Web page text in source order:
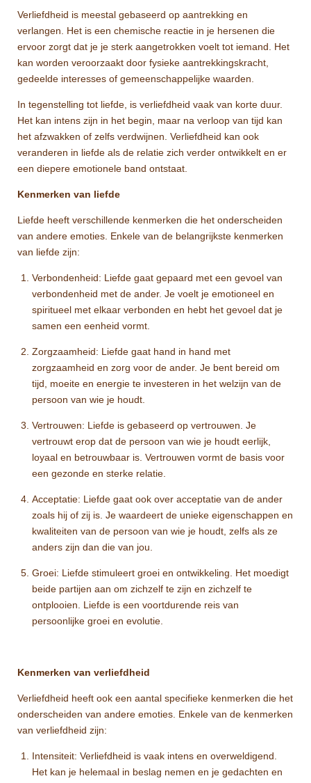
Verliefdheid is meestal gebaseerd op aantrekking en
verlangen. Het is een chemische reactie in je hersenen die
ervoor zorgt dat je je sterk aangetrokken voelt tot iemand. Het
kan worden veroorzaakt door fysieke aantrekkingskracht,
gedeelde interesses of gemeenschappelijke waarden.
In tegenstelling tot liefde, is verliefdheid vaak van korte duur.
Het kan intens zijn in het begin, maar na verloop van tijd kan
het afzwakken of zelfs verdwijnen. Verliefdheid kan ook
veranderen in liefde als de relatie zich verder ontwikkelt en er
een diepere emotionele band ontstaat.
Kenmerken van liefde
Liefde heeft verschillende kenmerken die het onderscheiden
van andere emoties. Enkele van de belangrijkste kenmerken
van liefde zijn:
Verbondenheid: Liefde gaat gepaard met een gevoel van
verbondenheid met de ander. Je voelt je emotioneel en
spiritueel met elkaar verbonden en hebt het gevoel dat je
samen een eenheid vormt.
Zorgzaamheid: Liefde gaat hand in hand met
zorgzaamheid en zorg voor de ander. Je bent bereid om
tijd, moeite en energie te investeren in het welzijn van de
persoon van wie je houdt.
Vertrouwen: Liefde is gebaseerd op vertrouwen. Je
vertrouwt erop dat de persoon van wie je houdt eerlijk,
loyaal en betrouwbaar is. Vertrouwen vormt de basis voor
een gezonde en sterke relatie.
Acceptatie: Liefde gaat ook over acceptatie van de ander
zoals hij of zij is. Je waardeert de unieke eigenschappen en
kwaliteiten van de persoon van wie je houdt, zelfs als ze
anders zijn dan die van jou.
Groei: Liefde stimuleert groei en ontwikkeling. Het moedigt
beide partijen aan om zichzelf te zijn en zichzelf te
ontplooien. Liefde is een voortdurende reis van
persoonlijke groei en evolutie.
Kenmerken van verliefdheid
Verliefdheid heeft ook een aantal specifieke kenmerken die het
onderscheiden van andere emoties. Enkele van de kenmerken
van verliefdheid zijn:
Intensiteit: Verliefdheid is vaak intens en overweldigend.
Het kan je helemaal in beslag nemen en je gedachten en